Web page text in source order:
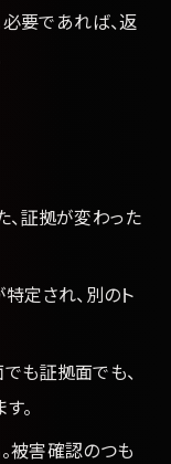
要であれば、返
、証拠が変わった
定され、別のト
も証拠面でも、
。
被害確認のつも